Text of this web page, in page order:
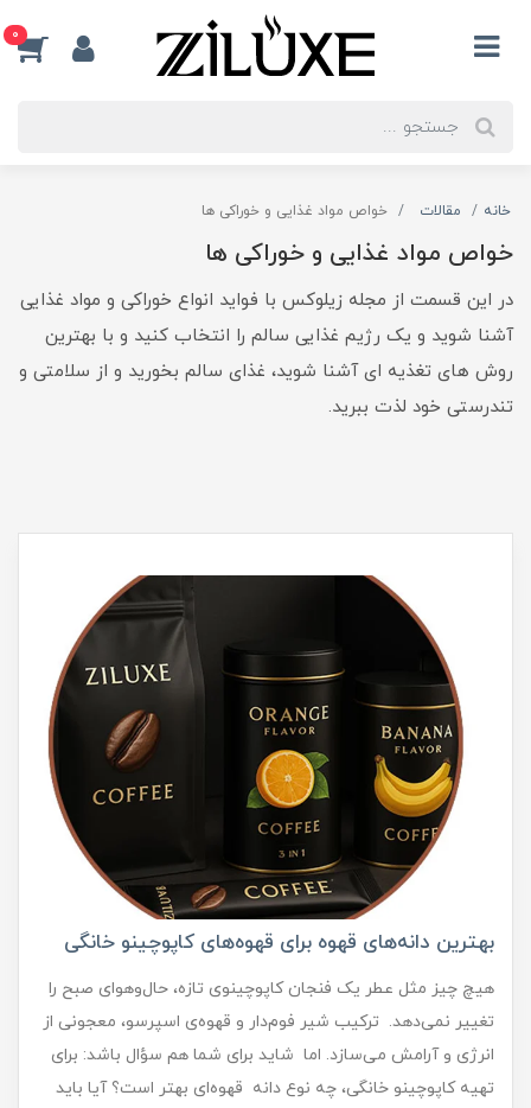
0
خانه مقالات خواص مواد غذایی و خوراکی ها
خواص مواد غذایی و خوراکی ها
در این قسمت از مجله زیلوکس با فواید انواع خوراکی و مواد غذایی
آشنا شوید و یک رژیم غذایی سالم را انتخاب کنید و با بهترین
روش های تغذیه ای آشنا شوید، غذای سالم بخورید و از سلامتی و
تندرستی خود لذت ببرید.
بهترین دانه‌های قهوه برای قهوه‌های کاپوچینو خانگی
هیچ چیز مثل عطر یک فنجان کاپوچینوی تازه، حال‌وهوای صبح را
تغییر نمی‌دهد. ترکیب شیر فوم‌دار و قهوه‌ی اسپرسو، معجونی از
انرژی و آرامش می‌سازد. اما شاید برای شما هم سؤال باشد: برای
تهیه کاپوچینو خانگی، چه نوع دانه قهوه‌ای بهتر است؟ آیا باید